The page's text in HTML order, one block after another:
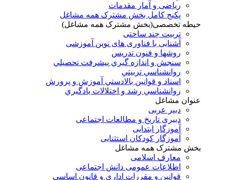
ریاضی و آمار مقدمات
پکیج کامل بخش مشترک همه مشاغل
حیطه تخصصی(بخش مشترک همه مشاغل)
تربیت چند ساحتی
آشنایی با فناوری های نوین آموزشی
روشها و فنون تدريس
سنجش و اندازه گيري پيشرفت تحصيلي
روانشناسي تربيتي
اسناد و قوانين بالادستي آموزش و پرورش
روانشناسي رشد و اختلالات يادگيري
عنوان مشاغل
دبير عربی
دبیری تاریخ و مطالعات اجتماعی
آموزگار ابتدایی
آموزگار کودکان استثنایی
بخش مشترک همه مشاغل
معارف اسلامی
اطلاعات عمومی دانش اجتماعی
قوانین و مقررات اداری و قانون اساسی